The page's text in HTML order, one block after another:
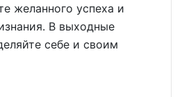
желанного успеха и
В выходные
себе и своим